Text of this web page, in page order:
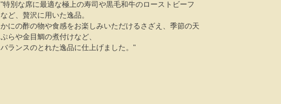
"特別な席に最適な極上の寿司や黒毛和牛のローストビーフ
など、贅沢に用いた逸品。
かにの酢の物や食感をお楽しみいただけるさざえ、季節の天
ぷらや金目鯛の煮付けなど、
バランスのとれた逸品に仕上げました。"